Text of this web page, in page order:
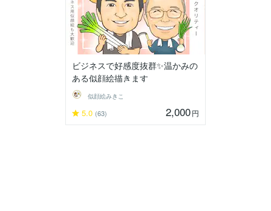
ビジネスで好感度抜群✨温かみの
ある似顔絵描きます
似顔絵みきこ
5.0 (63) 2,000円